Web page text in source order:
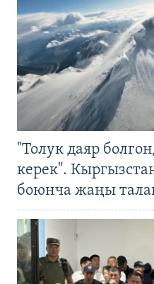
"Толук даяр
керек".
боюнча жаңы